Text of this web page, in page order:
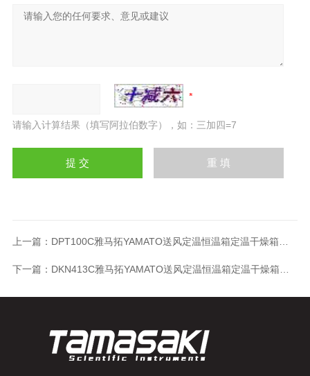
请输入计算结果（填写阿拉伯数字），如：三加四=7
上一篇： DPT100C雅马拓YAMATO送风定温恒温箱定温干燥箱烤箱
下一篇： DKN413C雅马拓YAMATO送风定温恒温箱定温干燥箱烤箱